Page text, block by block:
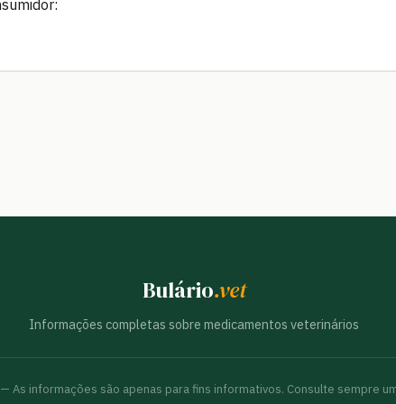
Bulário.vet
Informações completas sobre medicamentos veterinários
As informações são apenas para fins informativos. Consulte sempre